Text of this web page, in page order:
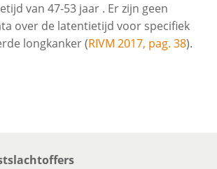
van 47-53 jaar . Er zijn geen
over de latentietijd voor specifiek
longkanker (RIVM 2017, pag. 38).